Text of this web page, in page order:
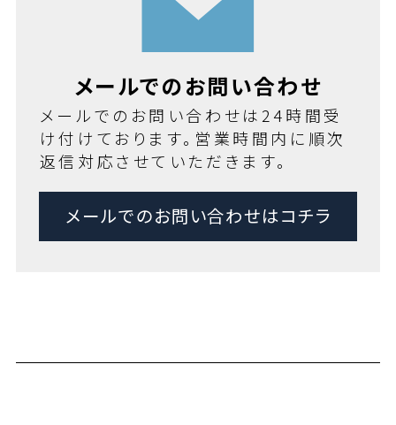
メールでのお問い合わせ
メールでのお問い合わせは24時間受
け付けております。営業時間内に順次
返信対応させていただきます。
メールでのお問い合わせはコチラ